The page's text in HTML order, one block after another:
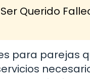
Querido
para parejas